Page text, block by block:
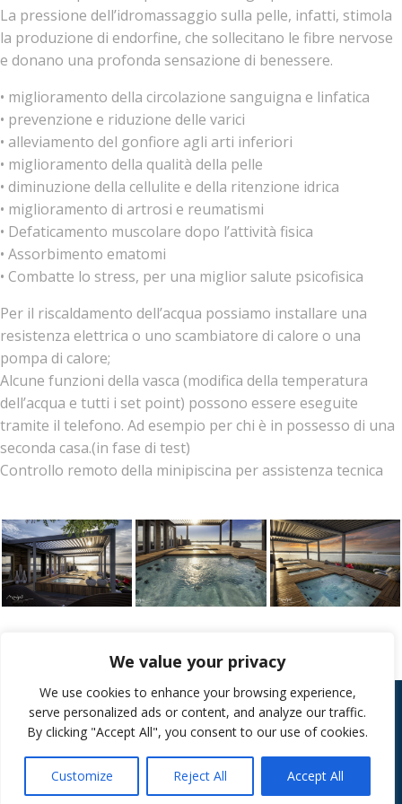
We value your privacy
We use cookies to enhance your browsing experience,
serve personalized ads or content, and analyze our traffic.
By clicking "Accept All", you consent to our use of cookies.
Customize Reject All Accept All
La pressione dell’idromassaggio sulla pelle, infatti, stimola
la produzione di endorfine, che sollecitano le fibre nervose
e donano una profonda sensazione di benessere.
• miglioramento della circolazione sanguigna e linfatica
• prevenzione e riduzione delle varici
• alleviamento del gonfiore agli arti inferiori
• miglioramento della qualità della pelle
• diminuzione della cellulite e della ritenzione idrica
• miglioramento di artrosi e reumatismi
• Defaticamento muscolare dopo l’attività fisica
• Assorbimento ematomi
• Combatte lo stress, per una miglior salute psicofisica
Per il riscaldamento dell’acqua possiamo installare una
resistenza elettrica o uno scambiatore di calore o una
pompa di calore;
Alcune funzioni della vasca (modifica della temperatura
dell’acqua e tutti i set point) possono essere eseguite
tramite il telefono. Ad esempio per chi è in possesso di una
seconda casa.(in fase di test)
Controllo remoto della minipiscina per assistenza tecnica
© 2026 tutti i diritti riservati Monigali srl
Partita Iva 04589970278